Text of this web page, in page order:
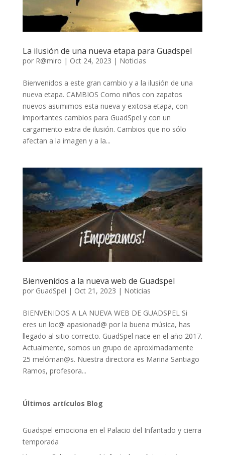
La ilusión de una nueva etapa para Guadspel
por R@miro | Oct 24, 2023 | Noticias
Bienvenidos a este gran cambio y a la ilusión de una
nueva etapa. CAMBIOS Como niños con zapatos
nuevos asumimos esta nueva y exitosa etapa, con
importantes cambios para GuadSpel y con un
cargamento extra de ilusión. Cambios que no sólo
afectan a la imagen y a la...
Bienvenidos a la nueva web de Guadspel
por GuadSpel | Oct 21, 2023 | Noticias
BIENVENIDOS A LA NUEVA WEB DE GUADSPEL Si
eres un loc@ apasionad@ por la buena música, has
llegado al sitio correcto. GuadSpel nace en el año 2017.
Actualmente, somos un grupo de aproximadamente
25 melóman@s. Nuestra directora es Marina Santiago
Ramos, profesora...
Últimos artículos Blog
Guadspel emociona en el Palacio del Infantado y cierra
temporada